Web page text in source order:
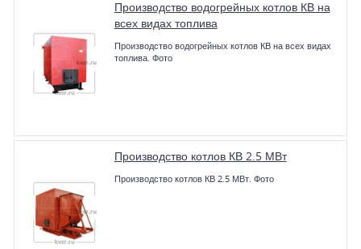
Производство водогрейных котлов КВ на
всех видах топлива
Производство водогрейных котлов КВ на всех видах
топлива. Фото
Производство котлов КВ 2.5 МВт
Производство котлов КВ 2.5 МВт. Фото